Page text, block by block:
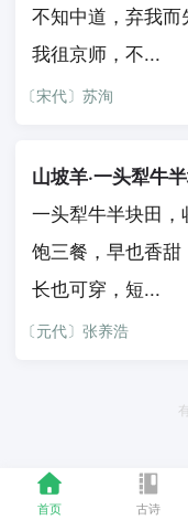
首页 古诗
不知中道，弃我而
我徂京师，不...
〔宋代〕苏洵
山坡羊·一头犁牛
一头犁牛半块田
饱三餐，早也香甜
长也可穿，短...
〔元代〕张养浩